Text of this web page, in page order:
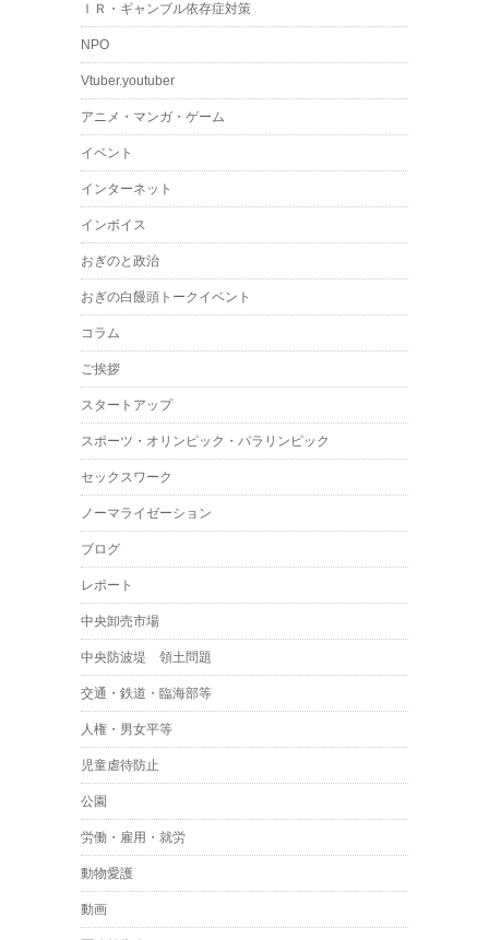
ＩＲ・ギャンブル依存症対策
NPO
Vtuber.youtuber
アニメ・マンガ・ゲーム
イベント
インターネット
インボイス
おぎのと政治
おぎの白饅頭トークイベント
コラム
ご挨拶
スタートアップ
スポーツ・オリンピック・パラリンピック
セックスワーク
ノーマライゼーション
ブログ
レポート
中央卸売市場
中央防波堤 領土問題
交通・鉄道・臨海部等
人権・男女平等
児童虐待防止
公園
労働・雇用・就労
動物愛護
動画